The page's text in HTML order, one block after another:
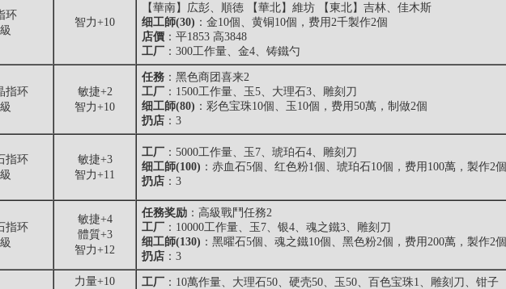
环
智力+10
【華南】広彭、順徳 【華北】維坊 【東北】吉林、佳木斯
细工師(30) ：金10個、黄铜10個，费用2千製作2個
店價 ：平1853 高3848
工厂 ：300工作量、金4、铸鐵勺
指环
敏捷+2
智力+10
任務 ：黑色商团喜来2
工厂 ：1500工作量、玉5、大理石3、雕刻刀
细工師(80) ：彩色宝珠10個、玉10個，费用50萬，制做2個
扔店 ：3
指环
敏捷+3
智力+11
工厂 ：5000工作量、玉7、琥珀石4、雕刻刀
细工師(100) ：赤血石5個、红色粉1個、琥珀石10個，费用100萬，製作2個
扔店 ：3
指环
敏捷+4
體質+3
智力+12
任務奖励 ：高級戰鬥任務2
工厂 ：10000工作量、玉7、银4、魂之鐵3、雕刻刀
细工師(130) ：黑曜石5個、魂之鐵10個、黑色粉2個，费用200萬，製作2個
扔店 ：3
力量+10
工厂 ：10萬作量、大理石50、硬壳50、玉50、百色宝珠1、雕刻刀、钳子